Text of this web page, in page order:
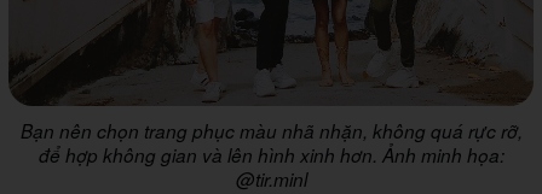
Bạn nên chọn trang phục màu nhã nhặn, không quá rực rỡ,
để hợp không gian và lên hình xinh hơn. Ảnh minh họa:
@tir.minl